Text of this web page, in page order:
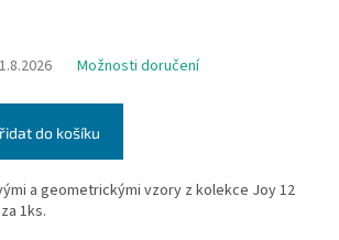
Možnosti doručení
do košíku
a geometrickými vzory z kolekce Joy 12
1ks.